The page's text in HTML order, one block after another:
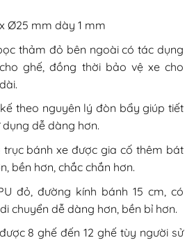
Ø25 mm dày 1 mm
thảm đỏ bên ngoài có tác dụng
ghế, đồng thời bảo vệ xe cho
theo nguyên lý đòn bẩy giúp tiết
dễ dàng hơn.
trục bánh xe được gia cố thêm bát
bền hơn, chắc chắn hơn.
đỏ, đường kính bánh 15 cm, có
chuyển dễ dàng hơn, bền bỉ hơn.
8 ghế đến 12 ghế tùy người sử